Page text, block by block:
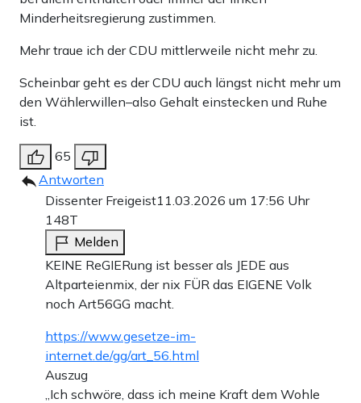
Minderheitsregierung zustimmen.
Mehr traue ich der CDU mittlerweile nicht mehr zu.
Scheinbar geht es der CDU auch längst nicht mehr um
den Wählerwillen–also Gehalt einstecken und Ruhe
ist.
65
Antworten
Dissenter Freigeist11.03.2026 um 17:56 Uhr
148T
Melden
KEINE ReGIERung ist besser als JEDE aus
Altparteienmix, der nix FÜR das EIGENE Volk
noch Art56GG macht.
https://www.gesetze-im-
internet.de/gg/art_56.html
Auszug
„Ich schwöre, dass ich meine Kraft dem Wohle